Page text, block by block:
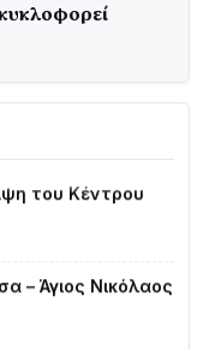
του Κέντρου